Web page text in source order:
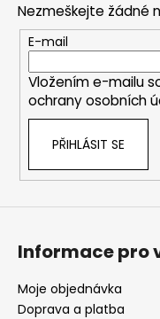
Nezmeškejte žádné
E-mail
Vložením e-mailu
ochrany osobních
PŘIHLÁSIT SE
Informace pro
Moje objednávka
Doprava a platba